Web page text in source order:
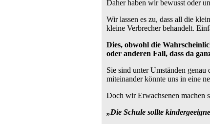
Daher haben wir bewusst oder
Wir lassen es zu, dass all die
kleine Verbrecher behandelt.
Dies, obwohl die
oder anderen Fall, dass da
Sie sind unter Umständen
miteinander könnte uns in eine
Doch wir Erwachsenen machen
„Die Schule sollte